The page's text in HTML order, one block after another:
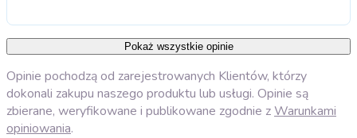
Pokaż wszystkie opinie
Opinie pochodzą od zarejestrowanych Klientów, którzy
dokonali zakupu naszego produktu lub usługi. Opinie są
zbierane, weryfikowane i publikowane zgodnie zWarunkami
opiniowania.